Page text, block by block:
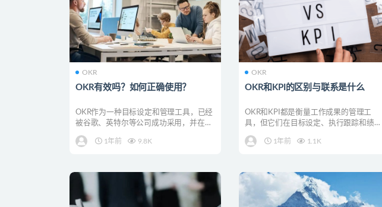
OKR
OKR有效吗？如何正确使用？
OKR作为一种目标设定和管理工具，已经
被谷歌、英特尔等公司成功采用，并在全
1年前
9.8K
OKR
OKR和KPI的区别与联系是什么
OKR和KPI都是衡量工作成果的管理工
具，但它们在目标设定、执行跟踪和绩效
1年前
1.1K